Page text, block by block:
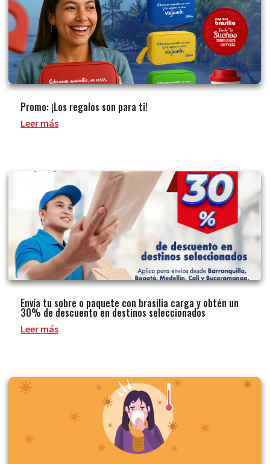
Promo: ¡Los regalos son para ti!
Leer más
Envía tu sobre o paquete con brasilia carga y obtén un
30% de descuento en destinos seleccionados
Leer más